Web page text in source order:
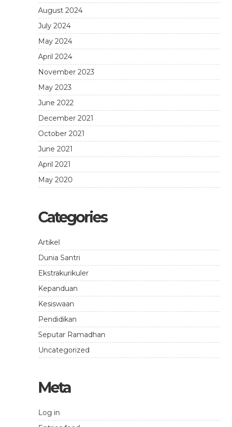
August 2024
July 2024
May 2024
April 2024
November 2023
May 2023
June 2022
December 2021
October 2021
June 2021
April 2021
May 2020
Categories
Artikel
Dunia Santri
Ekstrakurikuler
Kepanduan
Kesiswaan
Pendidikan
Seputar Ramadhan
Uncategorized
Meta
Log in